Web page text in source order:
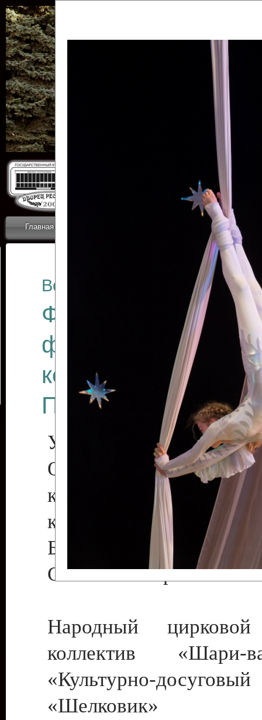
Главная Новости
ОТЧЕТЫ ГКЦ
Все отчеты
Финал
фестиваля
коллективов
Приднестровского
Участники фестиваля:
Образцовый
коллектив
культуры с.
Бендеры ,
Светлана Георгиевна
Народный цирковой
коллектив
«Культурно-
«Шелковик»